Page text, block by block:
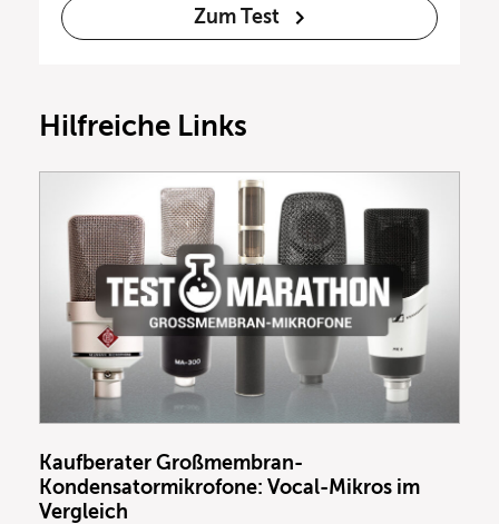
Zum Test
Hilfreiche Links
Kaufberater Großmembran-
Kondensatormikrofone: Vocal-Mikros im
Vergleich